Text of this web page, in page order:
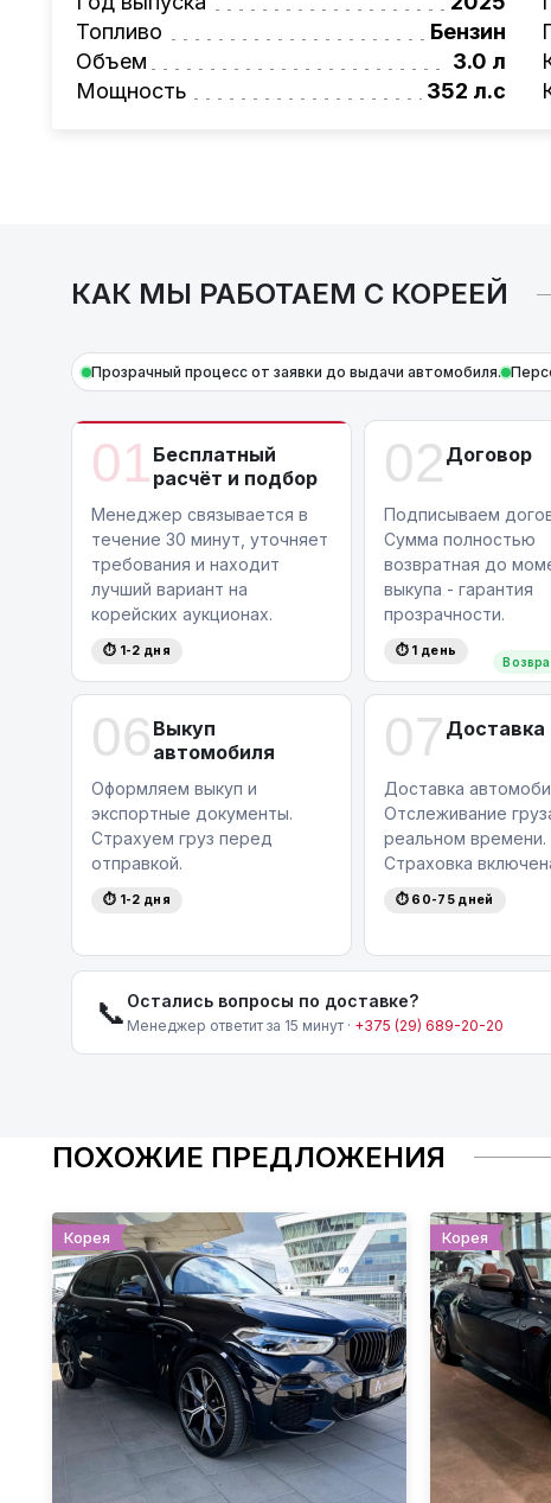
Условия и подробности можно узнать по
AutoCapital
– просто доверьте работу
Топливо
Бензин
Объем
3.0 л
Мощность
352 л.с
КАК МЫ РАБОТАЕМ С КОРЕЕЙ
Прозрачный процесс от заявки до выдачи автомобиля.
01 Бесплатный
расчёт и подбор
Менеджер связывается в
течение 30 минут, уточняет
требования и находит
лучший вариант на
корейских аукционах.
⏱ 1-2 дня
02 Договор
Подписываем
Сумма полностью
возвратная до
выкупа - гарантия
прозрачности.
⏱ 1 день
06 Выкуп
автомобиля
Оформляем выкуп и
экспортные документы.
Страхуем груз перед
отправкой.
⏱ 1-2 дня
07 Доставка
Доставка
Отслеживание
реальном времени.
Страховка
⏱ 60-75 дней
📞 Остались вопросы по доставке?
Менеджер ответит за 15 минут · +375 (29) 689-20-20
ПОХОЖИЕ ПРЕДЛОЖЕНИЯ
Корея Корея